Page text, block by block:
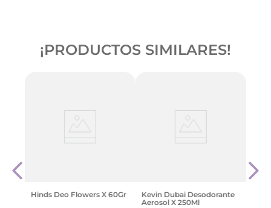
¡PRODUCTOS SIMILARES!
Hinds Deo Flowers X 60Gr
Kevin Dubai Desodorante
Aerosol X 250Ml